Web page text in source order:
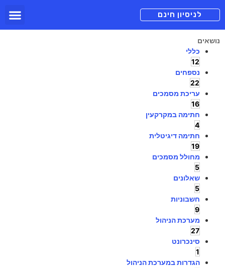
לניסיון חינם
נושאים
כללי
12
נספחים
22
עריכת מסמכים
16
חתימה במקרקעין
4
חתימה דיגיטלית
19
מחולל מסמכים
5
שאלונים
5
חשבוניות
9
מערכת הניהול
27
סינכרונט
1
הגדרות במערכת הניהול